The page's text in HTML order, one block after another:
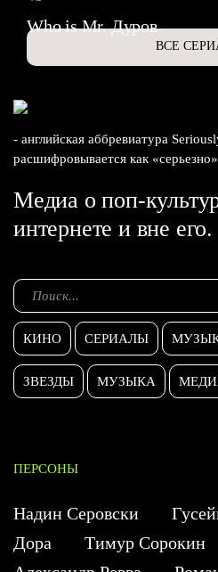
Who is Mr. Дуров
ВСЕ
- английская аббревиатура
расшифровывается как
Медиа о поп-
интернете и вне его.
КИНО СЕРИАЛЫ
ЗВЕЗДЫ МУЗЫКА
ПЕРСОНЫ
Надин Серовски
Дора
Тимур Сорокин